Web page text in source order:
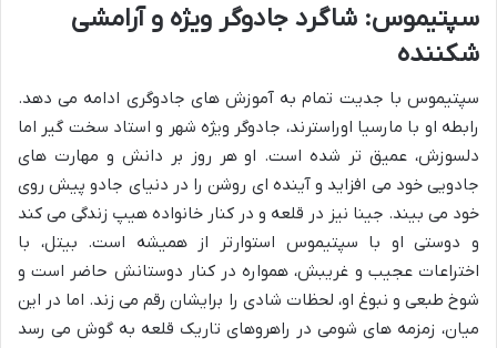
سپتیموس: شاگرد جادوگر ویژه و آرامشی
شکننده
سپتیموس با جدیت تمام به آموزش های جادوگری ادامه می دهد.
رابطه او با مارسیا اوراسترند، جادوگر ویژه شهر و استاد سخت گیر اما
دلسوزش، عمیق تر شده است. او هر روز بر دانش و مهارت های
جادویی خود می افزاید و آینده ای روشن را در دنیای جادو پیش روی
خود می بیند. جینا نیز در قلعه و در کنار خانواده هیپ زندگی می کند
و دوستی او با سپتیموس استوارتر از همیشه است. بیتل، با
اختراعات عجیب و غریبش، همواره در کنار دوستانش حاضر است و
شوخ طبعی و نبوغ او، لحظات شادی را برایشان رقم می زند. اما در این
میان، زمزمه های شومی در راهروهای تاریک قلعه به گوش می رسد